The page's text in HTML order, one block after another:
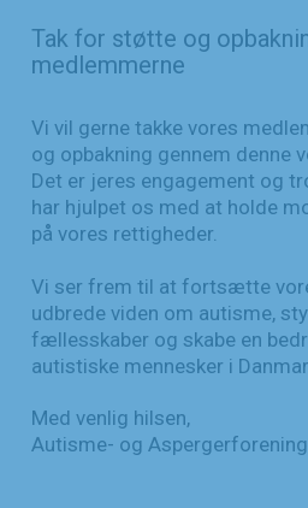
Tak for støtte og
medlemmerne
Vi vil gerne takke vores
og opbakning gennem denne
Det er jeres engagement og
har hjulpet os med at holde
på vores rettigheder.
Vi ser frem til at fortsætte
udbrede viden om autisme,
fællesskaber og skabe en
autistiske mennesker i
Med venlig hilsen,
Autisme- og